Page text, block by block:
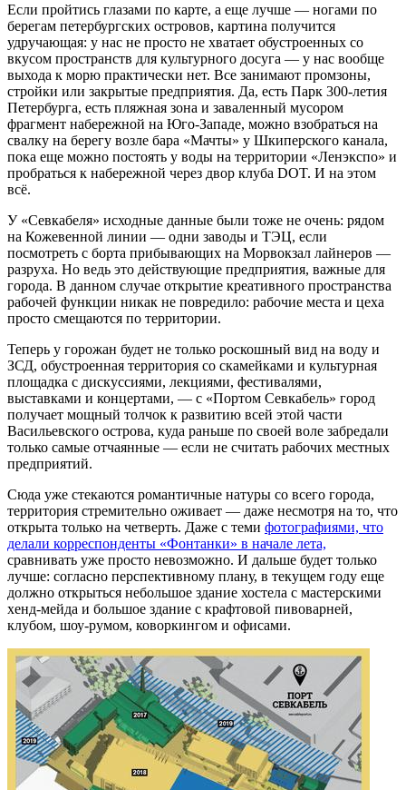
Если пройтись глазами по карте, а еще лучше — ногами по
берегам петербургских островов, картина получится
удручающая: у нас не просто не хватает обустроенных со
вкусом пространств для культурного досуга — у нас вообще
выхода к морю практически нет. Все занимают промзоны,
стройки или закрытые предприятия. Да, есть Парк 300-летия
Петербурга, есть пляжная зона и заваленный мусором
фрагмент набережной на Юго-Западе, можно взобраться на
свалку на берегу возле бара «Мачты» у Шкиперского канала,
пока еще можно постоять у воды на территории «Ленэкспо» и
пробраться к набережной через двор клуба DOT. И на этом
всё.
У «Севкабеля» исходные данные были тоже не очень: рядом
на Кожевенной линии — одни заводы и ТЭЦ, если
посмотреть с борта прибывающих на Морвокзал лайнеров —
разруха. Но ведь это действующие предприятия, важные для
города. В данном случае открытие креативного пространства
рабочей функции никак не повредило: рабочие места и цеха
просто смещаются по территории.
Теперь у горожан будет не только роскошный вид на воду и
ЗСД, обустроенная территория со скамейками и культурная
площадка с дискуссиями, лекциями, фестивалями,
выставками и концертами, — с «Портом Севкабель» город
получает мощный толчок к развитию всей этой части
Васильевского острова, куда раньше по своей воле забредали
только самые отчаянные — если не считать рабочих местных
предприятий.
Сюда уже стекаются романтичные натуры со всего города,
территория стремительно оживает — даже несмотря на то, что
открыта только на четверть. Даже с теми фотографиями, что
делали корреспонденты «Фонтанки» в начале лета,
сравнивать уже просто невозможно. И дальше будет только
лучше: согласно перспективному плану, в текущем году еще
должно открыться небольшое здание хостела с мастерскими
хенд-мейда и большое здание с крафтовой пивоварней,
клубом, шоу-румом, коворкингом и офисами.